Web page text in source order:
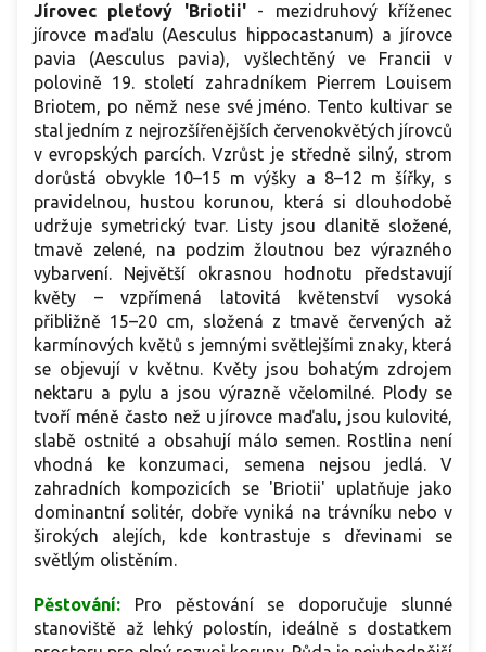
Jírovec pleťový 'Briotii'- mezidruhový kříženec
jírovce maďalu (Aesculus hippocastanum) a jírovce
pavia (Aesculus pavia), vyšlechtěný ve Francii v
polovině 19. století zahradníkem Pierrem Louisem
Briotem, po němž nese své jméno. Tento kultivar se
stal jedním z nejrozšířenějších červenokvětých jírovců
v evropských parcích. Vzrůst je středně silný, strom
dorůstá obvykle 10–15 m výšky a 8–12 m šířky, s
pravidelnou, hustou korunou, která si dlouhodobě
udržuje symetrický tvar. Listy jsou dlanitě složené,
tmavě zelené, na podzim žloutnou bez výrazného
vybarvení. Největší okrasnou hodnotu představují
květy – vzpřímená latovitá květenství vysoká
přibližně 15–20 cm, složená z tmavě červených až
karmínových květů s jemnými světlejšími znaky, která
se objevují v květnu. Květy jsou bohatým zdrojem
nektaru a pylu a jsou výrazně včelomilné. Plody se
tvoří méně často než u jírovce maďalu, jsou kulovité,
slabě ostnité a obsahují málo semen. Rostlina není
vhodná ke konzumaci, semena nejsou jedlá. V
zahradních kompozicích se 'Briotii' uplatňuje jako
dominantní solitér, dobře vyniká na trávníku nebo v
širokých alejích, kde kontrastuje s dřevinami se
světlým olistěním.
Pěstování: Pro pěstování se doporučuje slunné
stanoviště až lehký polostín, ideálně s dostatkem